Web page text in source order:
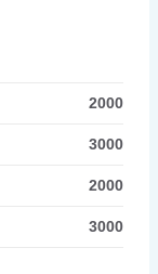
2000
3000
2000
3000